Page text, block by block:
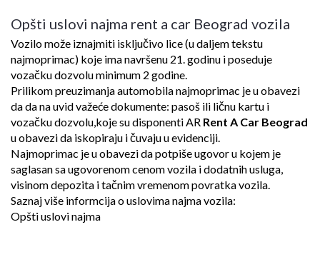
Opšti uslovi najma rent a car Beograd vozila
Vozilo može iznajmiti isključivo lice (u daljem tekstu
najmoprimac) koje ima navršenu 21. godinu i poseduje
vozačku dozvolu minimum 2 godine.
Prilikom preuzimanja automobila najmoprimac je u obavezi
da da na uvid važeće dokumente: pasoš ili ličnu kartu i
vozačku dozvolu,koje su disponenti AR Rent A Car Beograd
u obavezi da iskopiraju i čuvaju u evidenciji.
Najmoprimac je u obavezi da potpiše ugovor u kojem je
saglasan sa ugovorenom cenom vozila i dodatnih usluga,
visinom depozita i tačnim vremenom povratka vozila.
Saznaj više informcija o uslovima najma vozila:
Opšti uslovi najma